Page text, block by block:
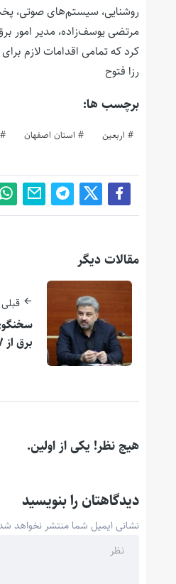
روشنایی، سیستم‌های صوتی،
مرتضی یوسف‌زاده، مدیر امور
کرد که تمامی اقدامات لازم
رزا فتوح
برچسب ها:
اربعین استان اصفهان
مقالات دیگر
قبلی
برق از ۷۷ هزار مگاوات فراتر رفت
هیچ نظر! یکی از اولین.
دیدگاهتان را بنویسید
نشانی ایمیل شما منتشر نخواهد